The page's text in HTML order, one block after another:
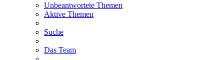
Unbeantwortete Themen
Aktive Themen
Suche
Das Team